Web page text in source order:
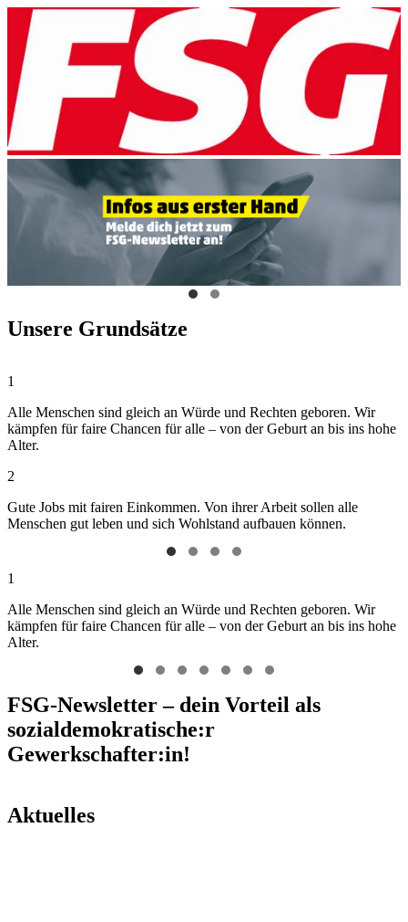
Unsere Grundsätze
1
Alle Menschen sind gleich an Würde und Rechten geboren. Wir
kämpfen für faire Chancen für alle – von der Geburt an bis ins hohe
Alter.
2
Gute Jobs mit fairen Einkommen. Von ihrer Arbeit sollen alle
Menschen gut leben und sich Wohlstand aufbauen können.
1
Alle Menschen sind gleich an Würde und Rechten geboren. Wir
kämpfen für faire Chancen für alle – von der Geburt an bis ins hohe
Alter.
FSG-Newsletter – dein Vorteil als
sozialdemokratische:r
Gewerkschafter:in!
Aktuelles